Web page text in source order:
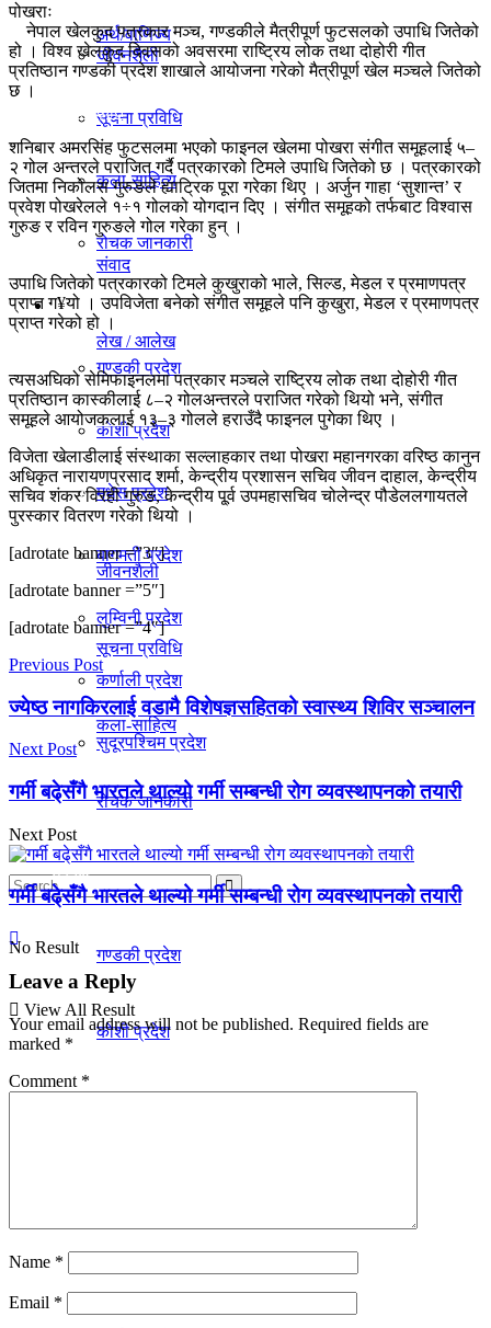
जीवनशैली
सूचना प्रविधि
कला-साहित्य
रोचक जानकारी
प्रदेश
गण्डकी प्रदेश
काेशी प्रदेश
मधेस प्रदेश
बागमती प्रदेश
लुम्विनी प्रदेश
कर्णाली प्रदेश
सुदूरपश्चिम प्रदेश
No Result
View All Result
अर्थ/वाणिज्य
धर्म/संस्कृति
विचार
संवाद
लेख / आलेख
खेलकुद समाचार
विविध
जीवनशैली
सूचना प्रविधि
कला-साहित्य
रोचक जानकारी
प्रदेश
गण्डकी प्रदेश
काेशी प्रदेश
पोखराः
नेपाल खेलकुद पत्रकार मञ्च, गण्डकीले मैत्रीपूर्ण फुटसलको उपाधि जितेको
हो । विश्व खेलकुद दिवसको अवसरमा राष्ट्रिय लोक तथा दोहोरी गीत
प्रतिष्ठान गण्डकी प्रदेश शाखाले आयोजना गरेको मैत्रीपूर्ण खेल मञ्चले जितेको
छ ।
शनिबार अमरसिंह फुटसलमा भएको फाइनल खेलमा पोखरा संगीत समूहलाई ५–
२ गोल अन्तरले पराजित गर्दै पत्रकारको टिमले उपाधि जितेको छ । पत्रकारको
जितमा निकोलस गुरुङले ह्याट्रिक पूरा गरेका थिए । अर्जुन गाहा ‘सुशान्त’ र
प्रवेश पोखरेलले १÷१ गोलको योगदान दिए । संगीत समूहको तर्फबाट विश्वास
गुरुङ र रविन गुरुङले गोल गरेका हुन् ।
उपाधि जितेको पत्रकारको टिमले कुखुराको भाले, सिल्ड, मेडल र प्रमाणपत्र
प्राप्त ग¥यो । उपविजेता बनेको संगीत समूहले पनि कुखुरा, मेडल र प्रमाणपत्र
प्राप्त गरेको हो ।
त्यसअघिको सेमिफाइनलमा पत्रकार मञ्चले राष्ट्रिय लोक तथा दोहोरी गीत
प्रतिष्ठान कास्कीलाई ८–२ गोलअन्तरले पराजित गरेको थियो भने, संगीत
समूहले आयोजकलाई १३–३ गोलले हराउँदै फाइनल पुगेका थिए ।
विजेता खेलाडीलाई संस्थाका सल्लाहकार तथा पोखरा महानगरका वरिष्ठ कानुन
अधिकृत नारायणप्रसाद शर्मा, केन्द्रीय प्रशासन सचिव जीवन दाहाल, केन्द्रीय
सचिव शंकर विरही गुरुङ, केन्द्रीय पू्र्व उपमहासचिव चोलेन्द्र पौडेललगायतले
पुरस्कार वितरण गरेको थियो ।
[adrotate banner =”3″]
[adrotate banner =”5″]
[adrotate banner =”4″]
Previous Post
ज्येष्ठ नागकिरलाई वडामै विशेषज्ञसहितको स्वास्थ्य शिविर सञ्चालन
Next Post
गर्मी बढे्सँगै भारतले थाल्यो गर्मी सम्बन्धी रोग व्यवस्थापनको तयारी
Next Post
गर्मी बढे्सँगै भारतले थाल्यो गर्मी सम्बन्धी रोग व्यवस्थापनको तयारी
Leave a Reply
Your email address will not be published. Required fields are
marked *
Comment *
Name *
Email *